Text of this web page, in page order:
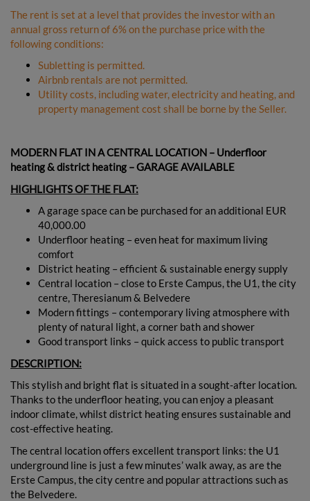
The rent is set at a level that provides the investor with an
annual gross return of 6% on the purchase price with the
following conditions:
Subletting is permitted.
Airbnb rentals are not permitted.
Utility costs, including water, electricity and heating, and
property management cost shall be borne by the Seller.
MODERN FLAT IN A CENTRAL LOCATION – Underfloor
heating & district heating – GARAGE AVAILABLE
HIGHLIGHTS OF THE FLAT:
A garage space can be purchased for an additional EUR
40,000.00
Underfloor heating – even heat for maximum living
comfort
District heating – efficient & sustainable energy supply
Central location – close to Erste Campus, the U1, the city
centre, Theresianum & Belvedere
Modern fittings – contemporary living atmosphere with
plenty of natural light, a corner bath and shower
Good transport links – quick access to public transport
DESCRIPTION:
This stylish and bright flat is situated in a sought-after location.
Thanks to the underfloor heating, you can enjoy a pleasant
indoor climate, whilst district heating ensures sustainable and
cost-effective heating.
The central location offers excellent transport links: the U1
underground line is just a few minutes’ walk away, as are the
Erste Campus, the city centre and popular attractions such as
the Belvedere.